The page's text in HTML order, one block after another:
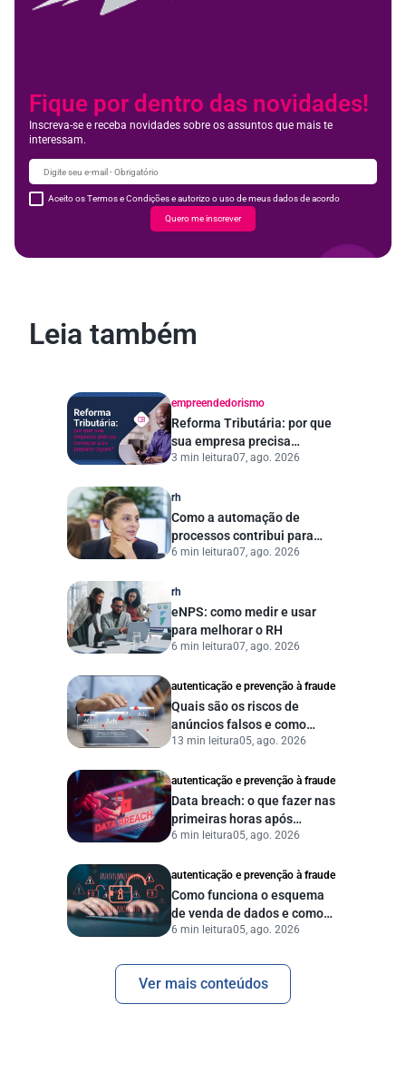
Fique por dentro das novidades!
Inscreva-se e receba novidades sobre os assuntos que mais te
interessam.
Aceito os Termos e Condições e autorizo o uso de meus dados de acordo
Quero me inscrever
Leia também
empreendedorismo
Reforma Tributária: por que
sua empresa precisa
começar a se preparar
3 min leitura07, ago. 2026
rh
Como a automação de
processos contribui para
uma gestão pública mais
6 min leitura07, ago. 2026
rh
eNPS: como medir e usar
para melhorar o RH
6 min leitura07, ago. 2026
autenticação e prevenção à fraude
Quais são os riscos de
anúncios falsos e como
proteger seu negócio?
13 min leitura05, ago. 2026
autenticação e prevenção à fraude
Data breach: o que fazer nas
primeiras horas após
vazamento de dados?
6 min leitura05, ago. 2026
autenticação e prevenção à fraude
Como funciona o esquema
de venda de dados e como
proteger sua empresa?
6 min leitura05, ago. 2026
Ver mais conteúdos